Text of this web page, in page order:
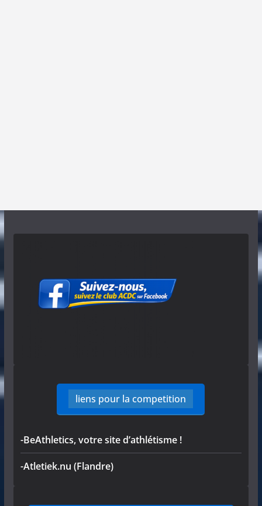
liens pour la competition
-BeAthletics, votre site d’athlétisme !
-Atletiek.nu (Flandre)